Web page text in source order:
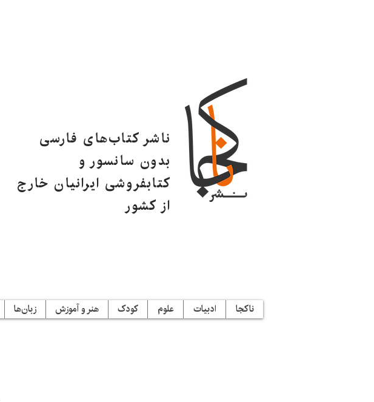
ناشر کتاب‌های فارسی
بدون سانسور و
کتابفروشی ایرانیان خارج
از کشور
ناکجا ادبیات علوم کودک هنر و آموزش زبان‌ها